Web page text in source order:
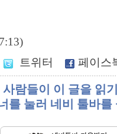
트위터
페이스
사람들이 이 글을 읽
를 눌러 네비 툴바를